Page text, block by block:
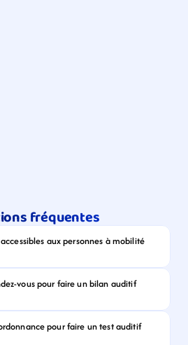
fréquentes
aux personnes à mobilité
vous pour faire un bilan auditif
pour faire un test auditif